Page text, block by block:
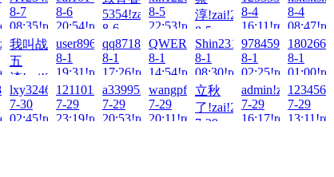
8-7
08:35!read!
8-6
20:54!read!
5354!zai!2026-
8-6
02:03!read!
8-5
22:53!read!
淳!zai!2026-
8-5
15:43!read!
8-4
16:11!read!
8-4
我叫战
五
渣!zai!2026-
8-1
20:56!read!
user8963!zai!2026-
8-1
19:31!read!
qq871846365!zai!2026-
8-1
17:26!read!
QWER000!zai!2026-
8-1
14:54!read!
Shin231199!zai!2026-
8-1
08:30!read!
8-1
02:25!read!
8-1
lxy3246163!zai!2026-
7-30
02:45!read!
1211012110!zai!2026-
7-29
23:19!read!
a3399521!zai!2026-
7-29
20:53!read!
wangpf1018!zai!2026-
7-29
20:11!read!
立秋
了!zai!2026-
7-29
admin!zai!2026-
7-29
16:17!read!
7-29